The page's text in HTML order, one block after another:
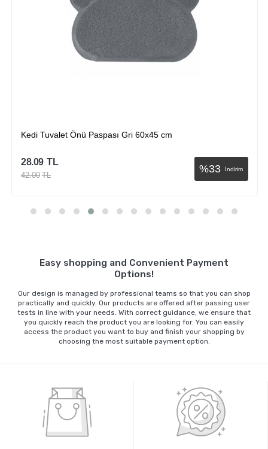
Gri 60x45 cm Kedi Tuvalet Önü Paspası
Easy shopping and Convenient Payment
Options!
Our design is managed by professional teams so that you can shop
practically and quickly. Our products are offered after passing user
tests in line with your needs. With correct guidance, we ensure that
you quickly reach the product you are looking for. You can easily
access the product you want to buy and finish your shopping by
choosing the most suitable payment option.